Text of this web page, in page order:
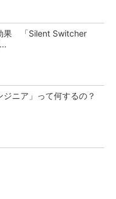
果 「Silent Switcher
ジニア」って何するの？